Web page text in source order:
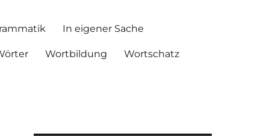
In eigener Sache
Wortbildung Wortschatz